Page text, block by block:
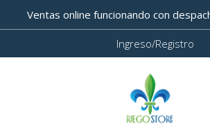
Ventas online funcionando con
Ingreso/Registro